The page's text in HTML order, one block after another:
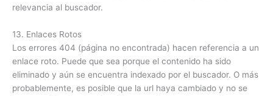
relevancia al buscador.
13. Enlaces Rotos
Los errores 404 (página no encontrada) hacen referencia a un
enlace roto. Puede que sea porque el contenido ha sido
eliminado y aún se encuentra indexado por el buscador. O más
probablemente, es posible que la url haya cambiado y no se